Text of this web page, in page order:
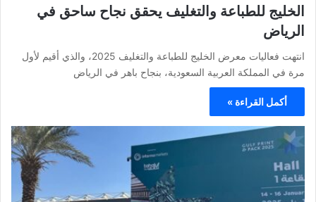
الخليج للطباعة والتغليف يحقق نجاح ساحق في
الرياض
انتهت فعاليات معرض الخليج للطباعة والتغليف 2025، والذي أقيم لأول
مرة في المملكة العربية السعودية، بنجاح باهر في الرياض
أكمل القراءة »